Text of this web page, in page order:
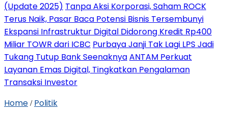
(Update 2025) Tanpa Aksi Korporasi, Saham ROCK
Terus Naik, Pasar Baca Potensi Bisnis Tersembunyi
Ekspansi Infrastruktur Digital Didorong Kredit Rp400
Miliar TOWR dari ICBC Purbaya Janji Tak Lagi LPS Jadi
Tukang Tutup Bank SeenaknyaANTAM Perkuat
Layanan Emas Digital, Tingkatkan Pengalaman
Transaksi Investor
Home / Politik